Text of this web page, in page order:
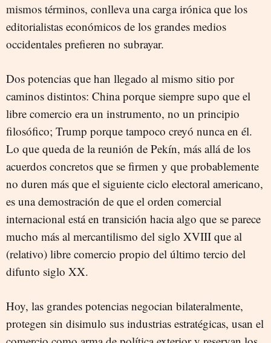
mismos términos, conlleva una carga irónica que los
editorialistas económicos de los grandes medios
occidentales prefieren no subrayar.
Dos potencias que han llegado al mismo sitio por
caminos distintos: China porque siempre supo que el
libre comercio era un instrumento, no un principio
filosófico; Trump porque tampoco creyó nunca en él.
Lo que queda de la reunión de Pekín, más allá de los
acuerdos concretos que se firmen y que probablemente
no duren más que el siguiente ciclo electoral americano,
es una demostración de que el orden comercial
internacional está en transición hacia algo que se parece
mucho más al mercantilismo del siglo XVIII que al
(relativo) libre comercio propio del último tercio del
difunto siglo XX.
Hoy, las grandes potencias negocian bilateralmente,
protegen sin disimulo sus industrias estratégicas, usan el